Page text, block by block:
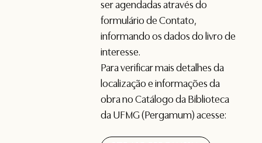
ser agendadas através do
formulário deContato,
informando os dados do livro de
interesse.
Para verificar mais detalhes da
localização e informações da
obra no Catálogo da Biblioteca
da UFMG (Pergamum) acesse: